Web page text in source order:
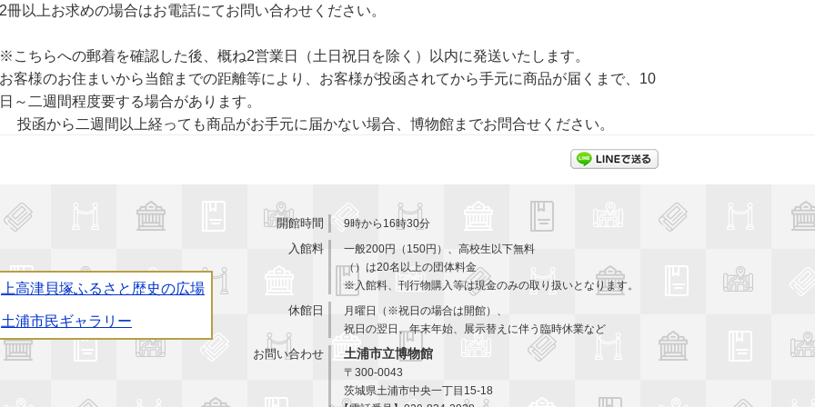
2冊以上お求めの場合はお電話にてお問い合わせください。
※こちらへの郵着を確認した後、概ね2営業日（土日祝日を除く）以内に発送いたします。
お客様のお住まいから当館までの距離等により、お客様が投函されてから手元に商品が届くまで、10
日～二週間程度要する場合があります。
投函から二週間以上経っても商品がお手元に届かない場合、博物館までお問合せください。
物館
浦市
上高津貝塚ふるさと歴史の広場
土浦市民ギャラリー
開館時間 9時から16時30分
入館料
一般200円（150円）、高校生以下無料
（）は20名以上の団体料金
※入館料、刊行物購入等は現金のみの取り扱いとなります。
休館日
月曜日（※祝日の場合は開館）、
祝日の翌日、年末年始、展示替えに伴う臨時休業など
お問い合わせ 土浦市立博物館
〒300-0043
茨城県土浦市中央一丁目15-18